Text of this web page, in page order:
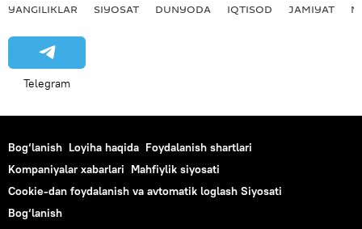
YANGILIKLAR SIYOSAT DUNYODA IQTISOD JAMIYAT
Telegram
Bog‘lanish Loyiha haqida Foydalanish shartlari
Kompaniyalar xabarlari Mahfiylik siyosati
Cookie-dan foydalanish va avtomatik loglash Siyosati
Bog‘lanish